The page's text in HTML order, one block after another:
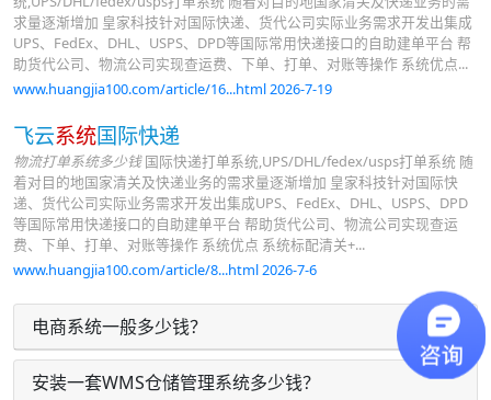
求量逐渐增加 皇家科技针对国际快递、货代公司实际业务需求开发出集成
UPS、FedEx、DHL、USPS、DPD等国际常用快递接口的自助建单平台 帮
助货代公司、物流公司实现查运费、下单、打单、对账等操作 系统优点...
www.huangjia100.com/article/16...html 2026-7-19
飞云系统国际快递
物流打单系统多少钱国际快递打单系统,UPS/DHL/fedex/usps打单系统 随
着对目的地国家清关及快递业务的需求量逐渐增加 皇家科技针对国际快
递、货代公司实际业务需求开发出集成UPS、FedEx、DHL、USPS、DPD
等国际常用快递接口的自助建单平台 帮助货代公司、物流公司实现查运
费、下单、打单、对账等操作 系统优点 系统标配清关+...
www.huangjia100.com/article/8...html 2026-7-6
电商系统一般多少钱？
安装一套WMS仓储管理系统多少钱？